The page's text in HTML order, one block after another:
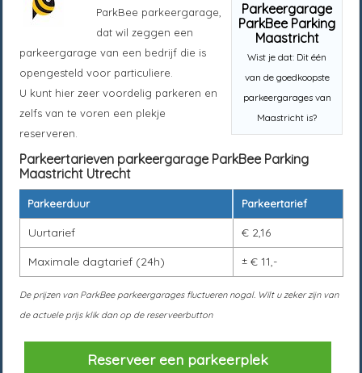
Parkeergarage
ParkBee Parking
Maastricht
Wist je dat: Dit één
van de goedkoopste
parkeergarages van
Maastricht is?
ParkBee parkeergarage,
dat wil zeggen een
parkeergarage van een bedrijf die is
opengesteld voor particuliere.
U kunt hier zeer voordelig parkeren en
zelfs van te voren een plekje
reserveren.
Parkeertarieven parkeergarage ParkBee Parking
Maastricht Utrecht
Parkeerduur Parkeertarief
Uurtarief
€ 2,16
Maximale dagtarief (24h)
± € 11,-
De prijzen van ParkBee parkeergarages fluctueren nogal. Wilt u zeker zijn van
de actuele prijs klik dan op de reserveerbutton
Reserveer een parkeerplek